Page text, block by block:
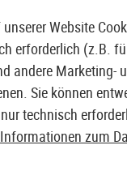
AIRSOFT SHOP &
Website
erforderlich (z.B.
andere Marketing-
Sie können
technisch
zum